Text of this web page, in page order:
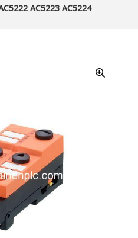
AC5223 AC5224